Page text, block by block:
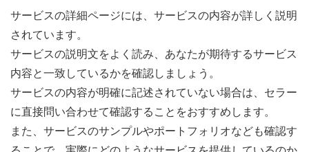
サービスの詳細ページには、サービスの内容が詳しく説明
されています。
サービスの説明文をよく読み、あなたが期待するサービス
内容と一致しているかを確認しましょう。
サービスの内容が明確に記述されていない場合は、セラー
に直接問い合わせて確認することをおすすめします。
また、サービスのサンプルやポートフォリオなども確認す